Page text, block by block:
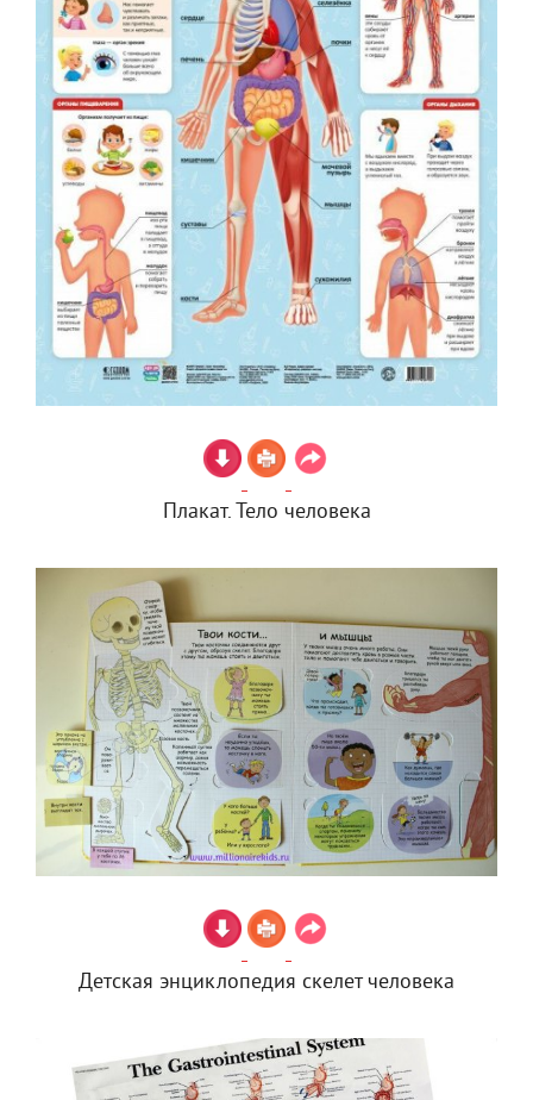
Плакат. Тело человека
Детская энциклопедия скелет человека